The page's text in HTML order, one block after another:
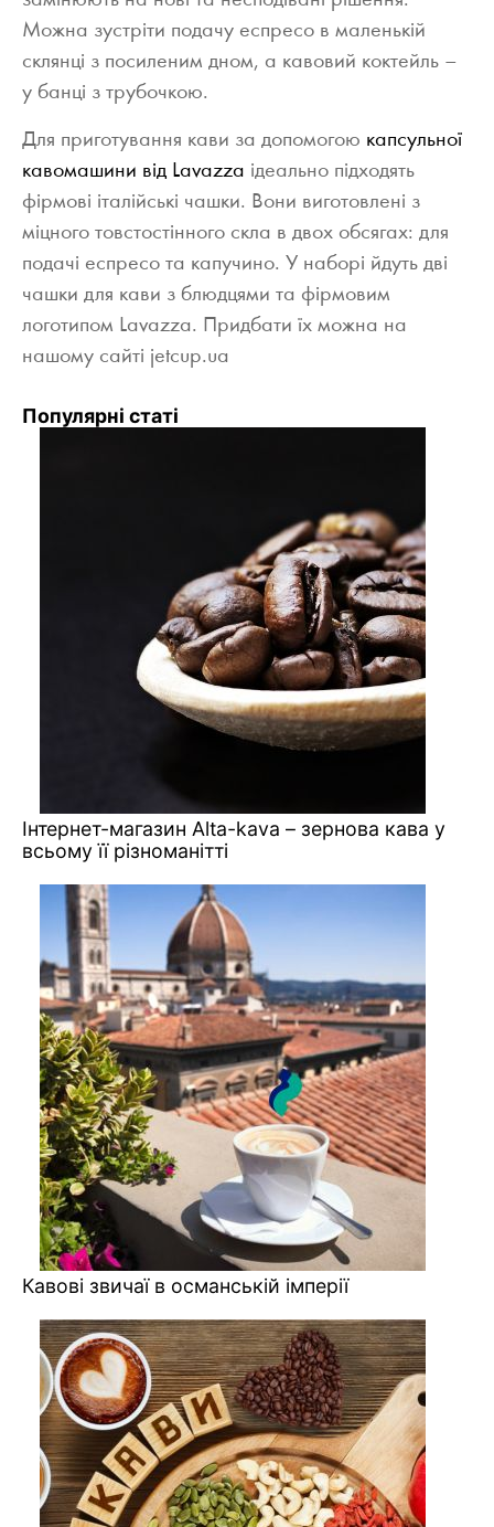
Можна зустріти подачу еспресо в маленькій
склянці з посиленим дном, а кавовий коктейль –
у банці з трубочкою.
Для приготування кави за допомогою капсульної
кавомашини від Lavazza ідеально підходять
фірмові італійські чашки. Вони виготовлені з
міцного товстостінного скла в двох обсягах: для
подачі еспресо та капучино. У наборі йдуть дві
чашки для кави з блюдцями та фірмовим
логотипом Lavazza. Придбати їх можна на
нашому сайті jetcup.ua
Популярні статі
Інтернет-магазин Alta-kava – зернова кава у
всьому її різноманітті
Кавові звичаї в османській імперії